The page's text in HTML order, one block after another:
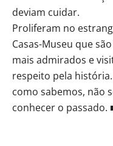
deviam cuidar.
Proliferam no
Casas-Museu que
mais admirados e
respeito pela
como sabemos, não
conhecer o passado.